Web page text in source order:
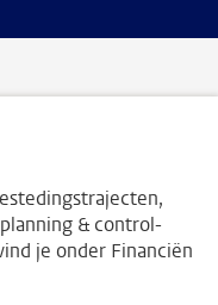
& control-
je onder Financiën